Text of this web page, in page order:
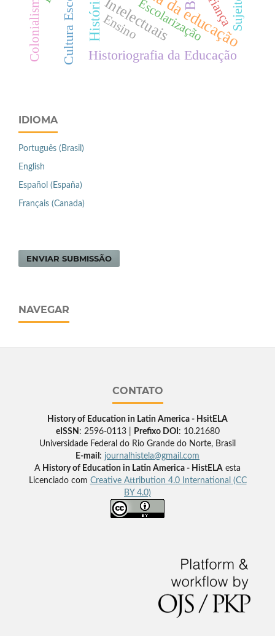
Intelectuais
História
Cultura Escolar Historiografia da Educação
Escolarização Sujeito
Colonialismo Ensino
IDIOMA
Português (Brasil)
English
Español (España)
Français (Canada)
ENVIAR SUBMISSÃO
NAVEGAR
CONTATO
History of Education in Latin America - HsitELA
eISSN : 2596-0113 | Prefixo DOI : 10.21680
Universidade Federal do Rio Grande do Norte, Brasil
E-mail : journalhistela@gmail.com
A History of Education in Latin America - HistELA esta
Licenciado com Creative Attribution 4.0 International (CC
BY 4.0)